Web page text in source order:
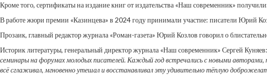
Кроме того, сертификаты на издание книг от издательства «Наш современник»
В работе жюри премии «Казинцева» в 2024 году принимали участие: писатели Юрий
Прозаик, главный редактор журнала «Роман-газета» Юрий Козлов говорил о
Историк литературы, генеральный директор журнала «Наш современник» Сергей Куняев:
семинары на форумах молодых писателей. Каждый год встречались с новыми
всё сглаживал, мгновенно утешал и восстанавливал эту удивительно тёплую